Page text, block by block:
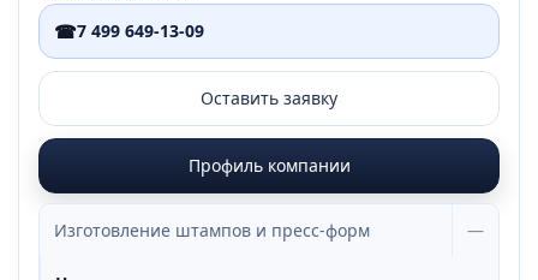
☎7 499 649-13-09
Оставить заявку
Профиль компании
Изготовление штампов и пресс-форм —